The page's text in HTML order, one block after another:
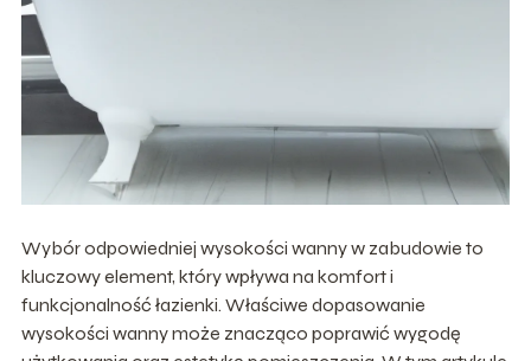
Wybór odpowiedniej wysokości wanny w zabudowie to
kluczowy element, który wpływa na komfort i
funkcjonalność łazienki. Właściwe dopasowanie
wysokości wanny może znacząco poprawić wygodę